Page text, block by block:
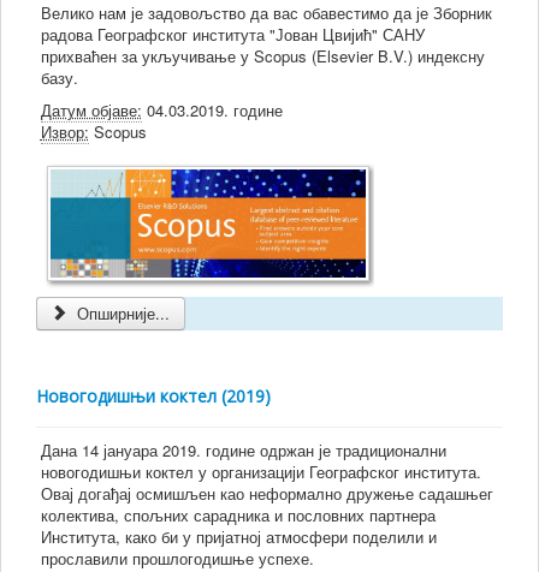
Велико нам је задовољство да вас обавестимо да је Зборник
радова Географског института "Јован Цвијић" САНУ
прихваћен за укључивање у Scopus (Elsevier B.V.) индексну
базу.
Датум објаве: 04.03.2019. године
Извор: Scopus
Опширније...
Новогодишњи коктел (2019)
Дана 14 јануара 2019. године одржан је традиционални
новогодишњи коктел у организацији Географског института.
Овај догађај осмишљен као неформално дружење садашњег
колектива, спољних сарадника и пословних партнера
Института, како би у пријатној атмосфери поделили и
прославили прошлогодишње успехе.